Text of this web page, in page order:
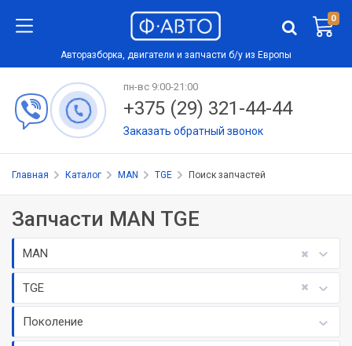
0
Авторазборка, двигатели и запчасти б/у из Европы
пн-вс 9:00-21:00
+375 (29) 321-44-44
Заказать обратный звонок
Главная Каталог MAN TGE Поиск запчастей
Запчасти MAN TGE
MAN
TGE
Поколение